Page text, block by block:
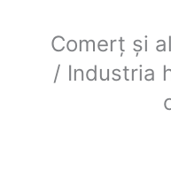
Comerț și
/ Industria